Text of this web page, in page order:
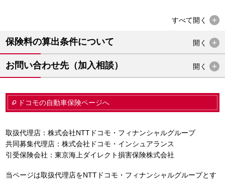
すべて開く
保険料の算出条件について 開く
お問い合わせ先（加入相談） 開く
ドコモの自動車保険ページへ
取扱代理店：株式会社NTTドコモ・フィナンシャルグループ
共同募集代理店：株式会社ドコモ・インシュアランス
引受保険会社：東京海上ダイレクト損害保険株式会社
当ページは取扱代理店をNTTドコモ・フィナンシャルグループとす